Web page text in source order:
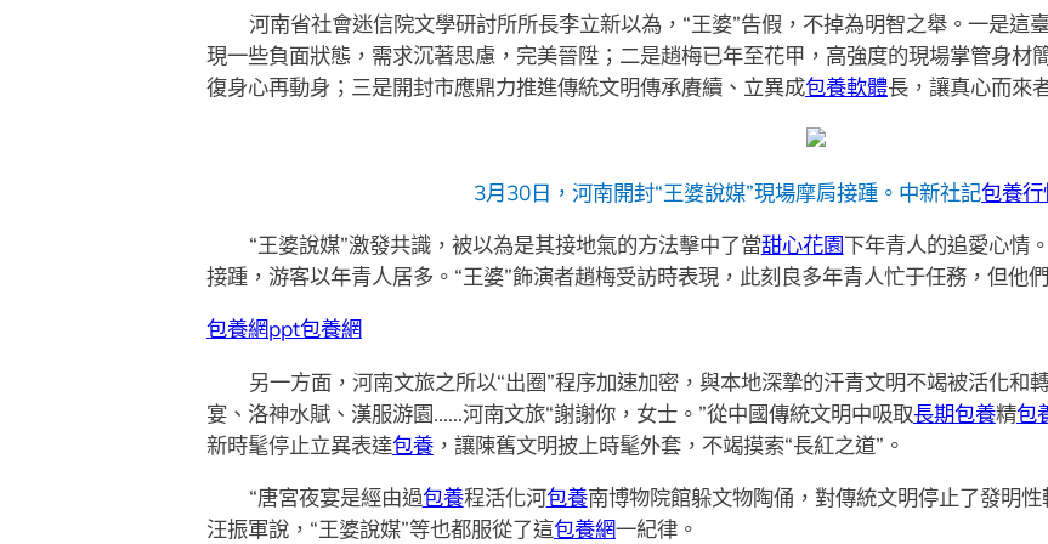
河南省社會迷信院文學研討所所長李立新以為，“王婆”告假，不掉為明智之舉。一是這
現一些負面狀態，需求沉著思慮，完美晉陞；二是趙梅已年至花甲，高強度的現場掌管身材
復身心再動身；三是開封市應鼎力推進傳統文明傳承賡續、立異成包養軟體長，讓真心而來
3月30日，河南開封“王婆說媒”現場摩肩接踵。 中新社記包養行
“王婆說媒”激發共識，被以為是其接地氣的方法擊中了當甜心花園下年青人的追愛心情
接踵，游客以年青人居多。“王婆”飾演者趙梅受訪時表現，此刻良多年青人忙于任務，但他
包養網ppt包養網
另一方面，河南文旅之所以“出圈”程序加速加密，與本地深摯的汗青文明不竭被活化和
宴、洛神水賦、漢服游園……河南文旅“謝謝你，女士。”從中國傳統文明中吸取長期包養精包
新時髦停止立異表達包養，讓陳舊文明披上時髦外套，不竭摸索“長紅之道”。
“唐宮夜宴是經由過包養程活化河包養南博物院館躲文物陶俑，對傳統文明停止了發明
汪振軍說，“王婆說媒”等也都服從了這包養網一紀律。